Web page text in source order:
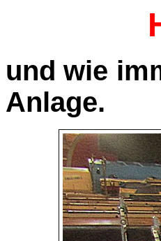
und wie
Anlage.